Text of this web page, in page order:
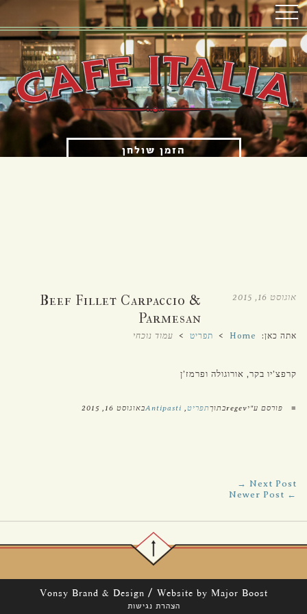
הזמן שולחן
אוגוסט 16, 2015
Beef Fillet Carpaccio &
Parmesan
אתה כאן: Home
> תפריט > עמוד נוכחי
קרפצ’יו בקר, אורוגולה ופרמז’ן
■ פורסם ע"יregevבתוך תפריט ,
Antipastiבאוגוסט 16, 2015
Next Post →
← Newer Post
Vonsy Brand & Design / Website by Major Boost
הצהרת נגישות